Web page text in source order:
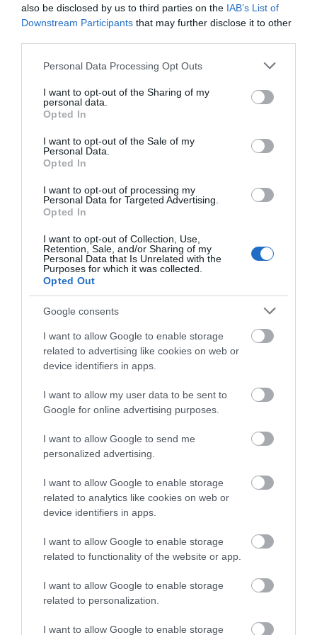
also be disclosed by us to third parties on the IAB’s List of
Downstream Participants that may further disclose it to other
Please note that this website/app uses one or more Google
not limited to your visit or usage behaviour. You may click to
grant or deny consent to Google and its third-party tags to
use your data for below specified purposes in below Google
consent section.
Personal Data Processing Opt Outs
I want to opt-out of the Sharing of my
personal data.
Opted In
I want to opt-out of the Sale of my
Personal Data.
Opted In
I want to opt-out of processing my
Personal Data for Targeted Advertising.
Opted In
I want to opt-out of Collection, Use,
Retention, Sale, and/or Sharing of my
Personal Data that Is Unrelated with the
Purposes for which it was collected.
Opted Out
Google consents
I want to allow Google to enable storage
related to advertising like cookies on web or
device identifiers in apps.
I want to allow my user data to be sent to
Google for online advertising purposes.
I want to allow Google to send me
personalized advertising.
I want to allow Google to enable storage
related to analytics like cookies on web or
device identifiers in apps.
I want to allow Google to enable storage
related to functionality of the website or app.
I want to allow Google to enable storage
related to personalization.
I want to allow Google to enable storage
δρόμου και παραλίγο να πέσει στον γκρεμό
Συναγερμός στην Πυροσβεστική:
Αυτοκίνητο έπεσε σε γκρεμό
21.06.2021 | 18:26
ΡΟΗ ΕΙΔΗΣΕΩΝ
Μεγάλο πανηγύρι στην Εύβοια:
Πλημμύρισε με κόσμο η Φαράκλα
(pics&vid)
Ο καιρός αλλάζει πρόσωπο: Έρχονται
40άρια μαζί με θυελλώδη μελτέμια
07.08.2026 | 22:20
Εύβοια: Ηχηρό μήνυμα πέντε χρόνια
μετά τη μεγάλη καταστροφή του 2021